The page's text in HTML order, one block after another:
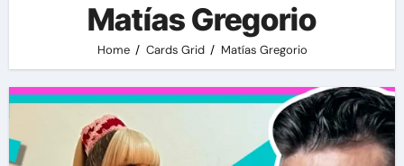
Matías Gregorio
Home Cards Grid Matías Gregorio